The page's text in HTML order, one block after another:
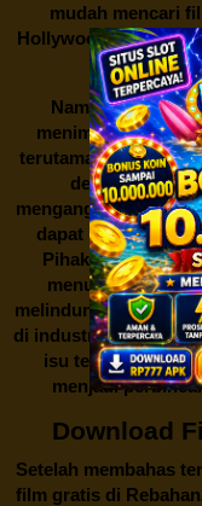
mudah mencari
Hollywood terbaru,
produksi
Namun, seperti
menimbulkan
terutama produsen
dengan
menganggapnya
dapat merugikan
Pihak berwenang
menutup situs-
melindungi
di industri hiburan.
isu tentang
menjadi
Download
Setelah membahas
film gratis di